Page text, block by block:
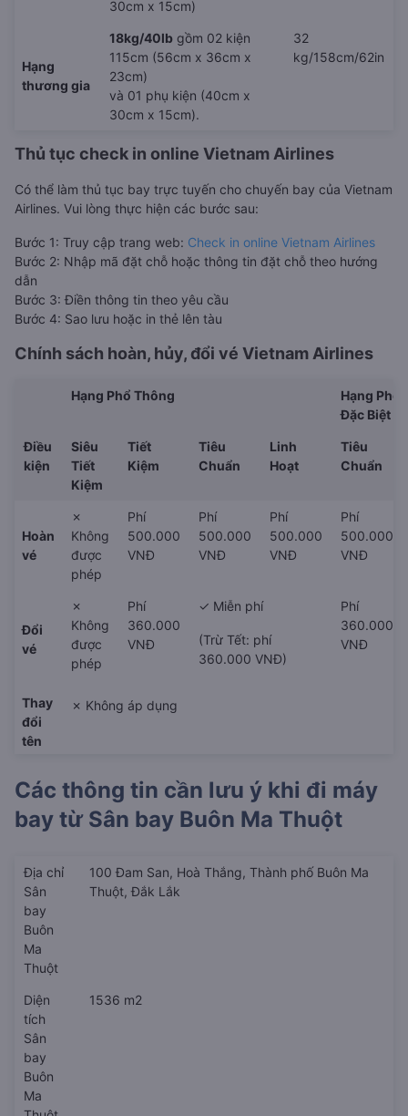
30cm x 15cm)
Hạng
thương gia
18kg/40lb gồm 02 kiện
115cm (56cm x 36cm x
23cm)
và 01 phụ kiện (40cm x
30cm x 15cm).
32
kg/158cm/62in
Thủ tục check in online Vietnam Airlines
Có thể làm thủ tục bay trực tuyến cho chuyến bay của Vietnam
Airlines. Vui lòng thực hiện các bước sau:
Bước 1: Truy cập trang web: Check in online Vietnam Airlines
Bước 2: Nhập mã đặt chỗ hoặc thông tin đặt chỗ theo hướng
dẫn
Bước 3: Điền thông tin theo yêu cầu
Bước 4: Sao lưu hoặc in thẻ lên tàu
Chính sách hoàn, hủy, đổi vé Vietnam Airlines
Hạng Phổ Thông
Hạng Phổ
Đặc Biệt
Điều
kiện
Siêu
Tiết
Kiệm
Tiết
Kiệm
Tiêu
Chuẩn
Linh
Hoạt
Tiêu
Chuẩn
Hoàn
vé
✗
Không
được
phép
Phí
500.000
VNĐ
Phí
500.000
VNĐ
Phí
500.000
VNĐ
Phí
500.000
VNĐ
Đổi
vé
✗
Không
được
phép
Phí
360.000
VNĐ
✓ Miễn phí
(Trừ Tết: phí
360.000 VNĐ)
Phí
360.000
VNĐ
Thay
đổi
tên
✗ Không áp dụng
Các thông tin cần lưu ý khi đi máy
bay từ Sân bay Buôn Ma Thuột
Địa chỉ
Sân
bay
Buôn
Ma
Thuột
100 Đam San, Hoà Thắng, Thành phố Buôn Ma
Thuột, Đắk Lắk
Diện
tích
Sân
bay
Buôn
Ma
1536 m2